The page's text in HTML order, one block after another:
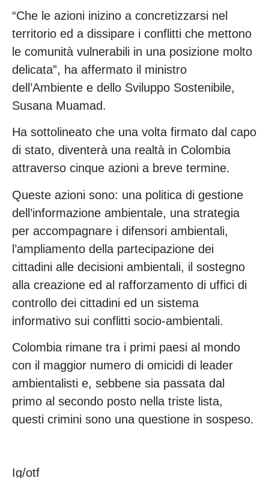
“Che le azioni inizino a concretizzarsi nel
territorio ed a dissipare i conflitti che mettono
le comunità vulnerabili in una posizione molto
delicata”, ha affermato il ministro
dell’Ambiente e dello Sviluppo Sostenibile,
Susana Muamad.
Ha sottolineato che una volta firmato dal capo
di stato, diventerà una realtà in Colombia
attraverso cinque azioni a breve termine.
Queste azioni sono: una politica di gestione
dell’informazione ambientale, una strategia
per accompagnare i difensori ambientali,
l’ampliamento della partecipazione dei
cittadini alle decisioni ambientali, il sostegno
alla creazione ed al rafforzamento di uffici di
controllo dei cittadini ed un sistema
informativo sui conflitti socio-ambientali.
Colombia rimane tra i primi paesi al mondo
con il maggior numero di omicidi di leader
ambientalisti e, sebbene sia passata dal
primo al secondo posto nella triste lista,
questi crimini sono una questione in sospeso.
Ig/otf